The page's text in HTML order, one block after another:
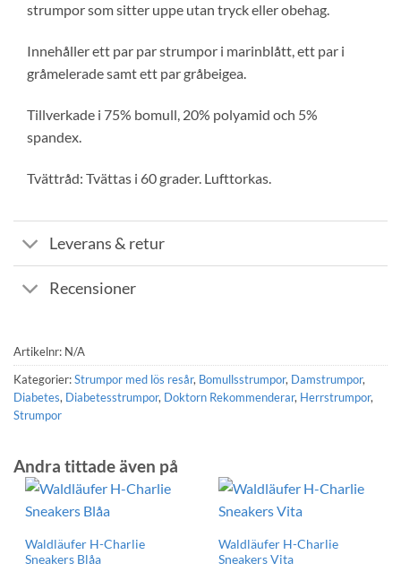
strumpor som sitter uppe utan tryck eller obehag.
Innehåller ett par par strumpor i marinblått, ett par i
gråmelerade samt ett par gråbeigea.
Tillverkade i 75% bomull, 20% polyamid och 5%
spandex.
Tvättråd: Tvättas i 60 grader. Lufttorkas.
Leverans & retur
Recensioner
Artikelnr: N/A
Kategorier:Strumpor med lös resår, Bomullsstrumpor, Damstrumpor,
Diabetes, Diabetesstrumpor, Doktorn Rekommenderar, Herrstrumpor,
Strumpor
Andra tittade även på
Waldläufer H-Charlie
Sneakers Blåa
Waldläufer H-Charlie
Sneakers Vita